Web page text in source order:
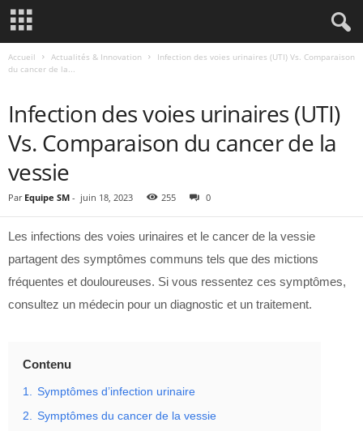
Accueil Actualités & Innovation
Infection des voies urinaires (UTI) Vs. Comparaison
du cancer de la...
Infection des voies urinaires (UTI)
Vs. Comparaison du cancer de la
vessie
Par Equipe SM - juin 18, 2023 255 0
Les infections des voies urinaires et le cancer de la vessie
partagent des symptômes communs tels que des mictions
fréquentes et douloureuses. Si vous ressentez ces symptômes,
consultez un médecin pour un diagnostic et un traitement.
Contenu
1. Symptômes d’infection urinaire
2. Symptômes du cancer de la vessie